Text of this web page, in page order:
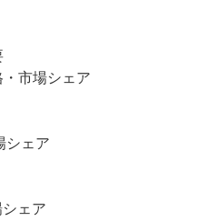
市場シェア
シェア
ェア